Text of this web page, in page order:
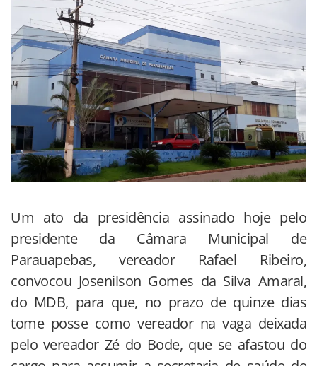
Um ato da presidência assinado hoje pelo
presidente da Câmara Municipal de
Parauapebas, vereador Rafael Ribeiro,
convocou Josenilson Gomes da Silva Amaral,
do MDB, para que, no prazo de quinze dias
tome posse como vereador na vaga deixada
pelo vereador Zé do Bode, que se afastou do